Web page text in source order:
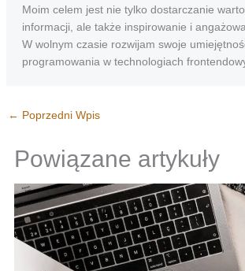
Moim celem jest nie tylko dostarczanie
informacji, ale także inspirowanie i
W wolnym czasie rozwijam swoje
programowania w technologiach
← Poprzedni Wpis
Powiązane artykuły